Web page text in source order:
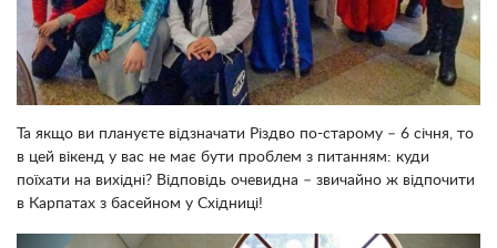
Та якщо ви плануєте відзначати Різдво по-старому – 6 січня, то
в цей вікенд у вас не має бути проблем з питанням: куди
поїхати на вихідні? Відповідь очевидна – звичайно ж відпочити
в Карпатах з басейном у Східниці!